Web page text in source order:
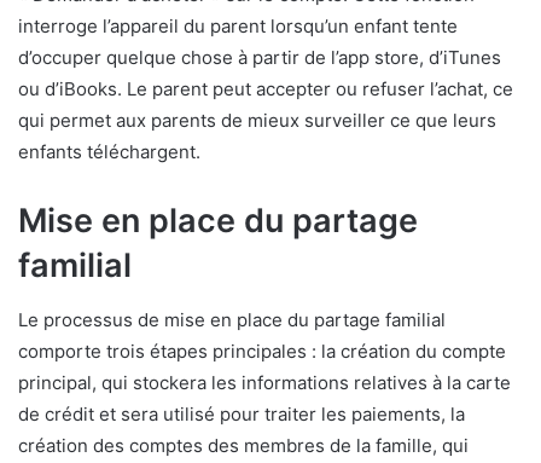
interroge l’appareil du parent lorsqu’un enfant tente
d’occuper quelque chose à partir de l’app store, d’iTunes
ou d’iBooks. Le parent peut accepter ou refuser l’achat, ce
qui permet aux parents de mieux surveiller ce que leurs
enfants téléchargent.
Mise en place du partage
familial
Le processus de mise en place du partage familial
comporte trois étapes principales : la création du compte
principal, qui stockera les informations relatives à la carte
de crédit et sera utilisé pour traiter les paiements, la
création des comptes des membres de la famille, qui